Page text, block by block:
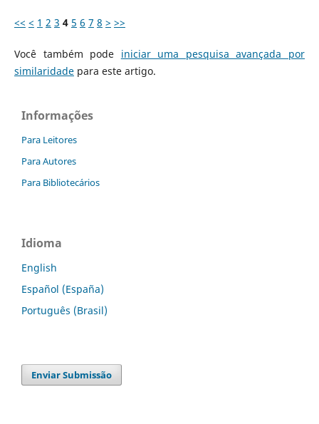
<< < 1 2 3 4 5 6 7 8 > >>
Você também pode iniciar uma pesquisa avançada por
similaridadepara este artigo.
Informações
Para Leitores
Para Autores
Para Bibliotecários
Idioma
English
Español (España)
Português (Brasil)
Enviar Submissão